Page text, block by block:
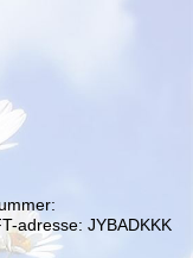
adresse: JYBADKKK